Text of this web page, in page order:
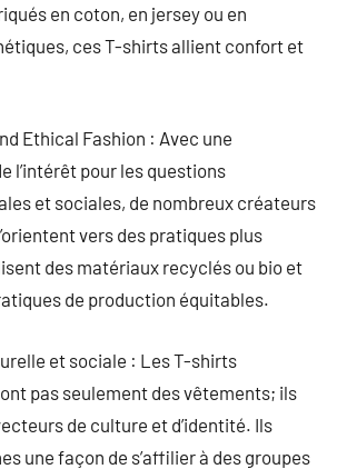
en coton, en jersey ou en
ces T-shirts allient confort et
Ethical Fashion : Avec une
l’intérêt pour les questions
et sociales, de nombreux créateurs
vers des pratiques plus
des matériaux recyclés ou bio et
de production équitables.
et sociale : Les T-shirts
pas seulement des vêtements; ils
de culture et d’identité. Ils
une façon de s’affilier à des groupes